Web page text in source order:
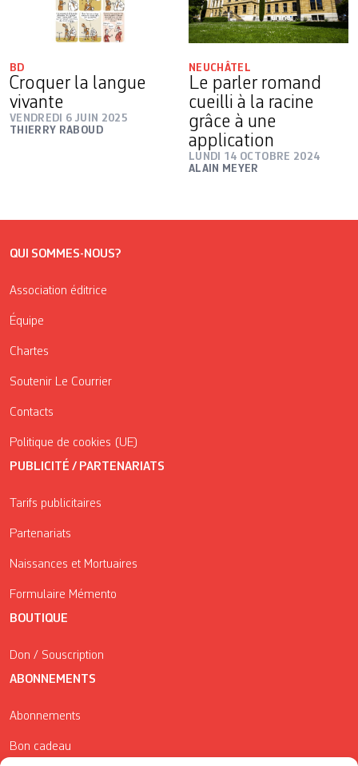
BD
Croquer la langue
vivante
VENDREDI 6 JUIN 2025
THIERRY RABOUD
NEUCHÂTEL
Le parler romand
cueilli à la racine
grâce à une
application
LUNDI 14 OCTOBRE 2024
ALAIN MEYER
QUI SOMMES-NOUS?
Association éditrice
Équipe
Chartes
Soutenir Le Courrier
Contacts
Politique de cookies (UE)
PUBLICITÉ / PARTENARIATS
Tarifs publicitaires
Partenariats
Naissances et Mortuaires
Formulaire Mémento
BOUTIQUE
Don / Souscription
ABONNEMENTS
Abonnements
Bon cadeau